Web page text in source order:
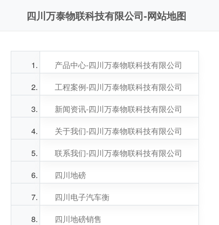
四川万泰物联科技有限公司-网站地图
产品中心-四川万泰物联科技有限公司
工程案例-四川万泰物联科技有限公司
新闻资讯-四川万泰物联科技有限公司
关于我们-四川万泰物联科技有限公司
联系我们-四川万泰物联科技有限公司
四川地磅
四川电子汽车衡
四川地磅销售